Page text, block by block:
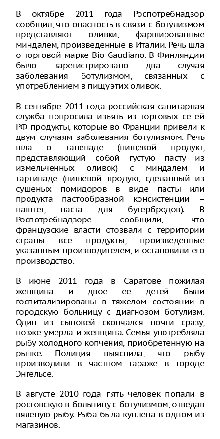
В октябре 2011 года Роспотребнадзор
сообщил, что опасность в связи с ботулизмом
представляют оливки, фаршированные
миндалем, произведенные в Италии. Речь шла
о торговой марке Bio Gaudiano. В Финляндии
было зарегистрировано два случая
заболевания ботулизмом, связанных с
употреблением в пищу этих оливок.
В сентябре 2011 года российская санитарная
служба попросила изъять из торговых сетей
РФ продукты, которые во Франции привели к
двум случаям заболевания ботулизмом. Речь
шла о тапенаде (пищевой продукт,
представляющий собой густую пасту из
измельченных оливок) с миндалем и
тартинаде (пищевой продукт, сделанный из
сушеных помидоров в виде пасты или
продукта пастообразной консистенции –
паштет, паста для бутербродов). В
Роспотребнадзоре сообщили, что
французские власти отозвали с территории
страны все продукты, произведенные
указанным производителем, и остановили его
производство.
В июне 2011 года в Саратове пожилая
женщина и двое ее детей были
госпитализированы в тяжелом состоянии в
городскую больницу с диагнозом ботулизм.
Один из сыновей скончался почти сразу,
позже умерла и женщина. Семья употребляла
рыбу холодного копчения, приобретенную на
рынке. Полиция выяснила, что рыбу
производили в частном гараже в городе
Энгельсе.
В августе 2010 года пять человек попали в
ростовскую в больницу с ботулизмом, отведав
вяленую рыбу. Рыба была куплена в одном из
магазинов.